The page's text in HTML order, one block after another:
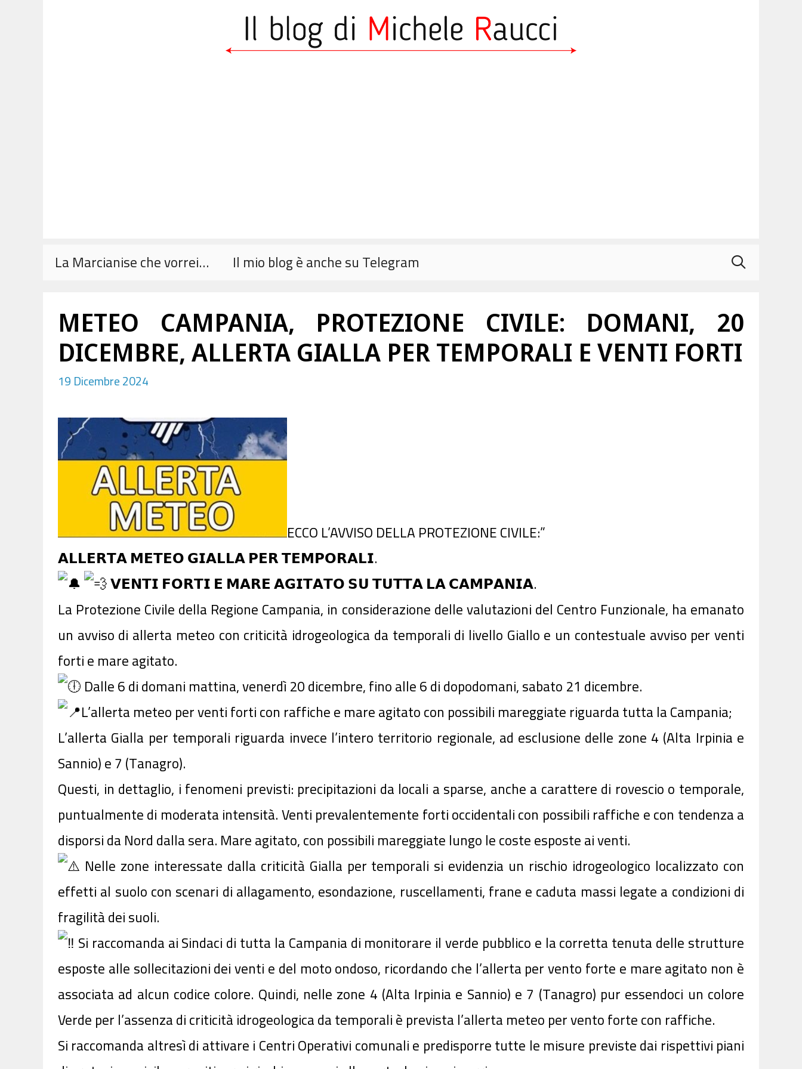
La Marcianise che vorrei… Il mio blog è anche su Telegram
METEO CAMPANIA, PROTEZIONE CIVILE: DOMANI, 20
DICEMBRE, ALLERTA GIALLA PER TEMPORALI E VENTI FORTI
19 Dicembre 2024
ECCO L’AVVISO DELLA PROTEZIONE CIVILE:”
𝗔𝗟𝗟𝗘𝗥𝗧𝗔 𝗠𝗘𝗧𝗘𝗢 𝗚𝗜𝗔𝗟𝗟𝗔 𝗣𝗘𝗥 𝗧𝗘𝗠𝗣𝗢𝗥𝗔𝗟𝗜.
𝗩𝗘𝗡𝗧𝗜 𝗙𝗢𝗥𝗧𝗜 𝗘 𝗠𝗔𝗥𝗘 𝗔𝗚𝗜𝗧𝗔𝗧𝗢 𝗦𝗨 𝗧𝗨𝗧𝗧𝗔 𝗟𝗔 𝗖𝗔𝗠𝗣𝗔𝗡𝗜𝗔.
La Protezione Civile della Regione Campania, in considerazione delle valutazioni del Centro Funzionale, ha emanato
un avviso di allerta meteo con criticità idrogeologica da temporali di livello Giallo e un contestuale avviso per venti
forti e mare agitato.
Dalle 6 di domani mattina, venerdì 20 dicembre, fino alle 6 di dopodomani, sabato 21 dicembre.
L’allerta meteo per venti forti con raffiche e mare agitato con possibili mareggiate riguarda tutta la Campania;
L’allerta Gialla per temporali riguarda invece l’intero territorio regionale, ad esclusione delle zone 4 (Alta Irpinia e
Sannio) e 7 (Tanagro).
Questi, in dettaglio, i fenomeni previsti: precipitazioni da locali a sparse, anche a carattere di rovescio o temporale,
puntualmente di moderata intensità. Venti prevalentemente forti occidentali con possibili raffiche e con tendenza a
disporsi da Nord dalla sera. Mare agitato, con possibili mareggiate lungo le coste esposte ai venti.
Nelle zone interessate dalla criticità Gialla per temporali si evidenzia un rischio idrogeologico localizzato con
effetti al suolo con scenari di allagamento, esondazione, ruscellamenti, frane e caduta massi legate a condizioni di
fragilità dei suoli.
Si raccomanda ai Sindaci di tutta la Campania di monitorare il verde pubblico e la corretta tenuta delle strutture
esposte alle sollecitazioni dei venti e del moto ondoso, ricordando che l’allerta per vento forte e mare agitato non è
associata ad alcun codice colore. Quindi, nelle zone 4 (Alta Irpinia e Sannio) e 7 (Tanagro) pur essendoci un colore
Verde per l’assenza di criticità idrogeologica da temporali è prevista l’allerta meteo per vento forte con raffiche.
Si raccomanda altresì di attivare i Centri Operativi comunali e predisporre tutte le misure previste dai rispettivi piani